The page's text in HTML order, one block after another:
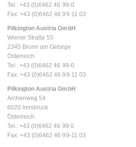
Tel.: +43 (0)6462 46 99-0
Fax: +43 (0)6462 46 99-11 03
Pilkington Austria GmbH
Wiener Straße 55
2345 Brunn am Gebirge
Österreich
Tel.: +43 (0)6462 46 99-0
Fax: +43 (0)6462 46 99-11 03
Pilkington Austria GmbH
Archenweg 54
6020 Innsbruck
Österreich
Tel.: +43 (0)6462 46 99 0
Fax: +43 (0)6462 46 99-11 03